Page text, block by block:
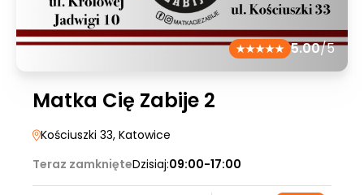
5.00/5
Matka Cię Zabije 2
Kościuszki 33, Katowice
Teraz zamknięteDzisiaj:09:00-17:00